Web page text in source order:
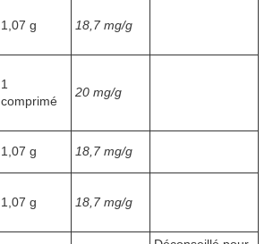
1,07 g 18,7 mg/g
1
comprimé
20 mg/g
1,07 g 18,7 mg/g
1,07 g 18,7 mg/g